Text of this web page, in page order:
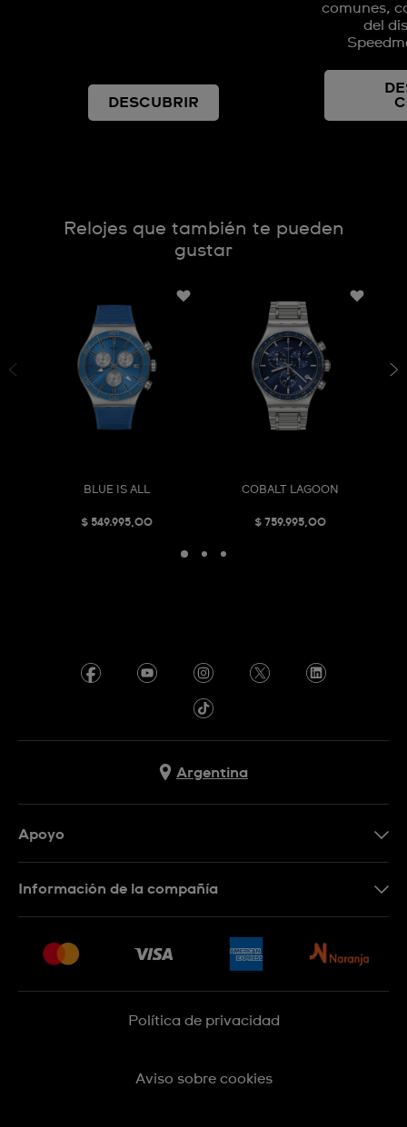
DESCUBRIR
comunes,
del
Relojes que también te pueden
gustar
BLUE IS ALL
$ 549.995,00
COBALT LAGOON
$ 759.995,00
Argentina
Apoyo
Información de la compañía
Empleo
Sitemap
Política de privacidad
Aviso sobre cookies